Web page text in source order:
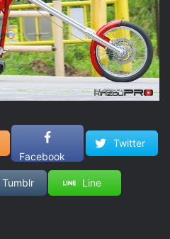
Facebook
Twitter
Tumblr Line